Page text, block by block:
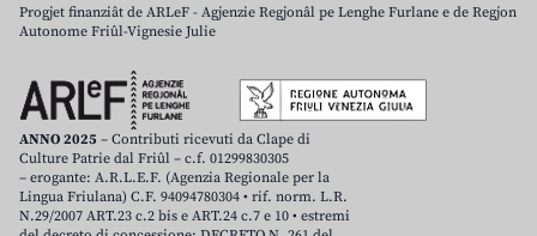
Progjet finanziât de ARLeF - Agjenzie Regjonâl pe Lenghe Furlane e de Regjon
Autonome Friûl-Vignesie Julie
ANNO 2025 – Contributi ricevuti da Clape di
Culture Patrie dal Friûl – c.f. 01299830305
– erogante: A.R.L.E.F. (Agenzia Regionale per la
Lingua Friulana) C.F. 94094780304 • rif. norm. L.R.
N.29/2007 ART.23 c.2 bis e ART.24 c.7 e 10 • estremi